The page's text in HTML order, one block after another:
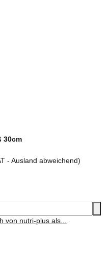
30cm
- Ausland abweichend)